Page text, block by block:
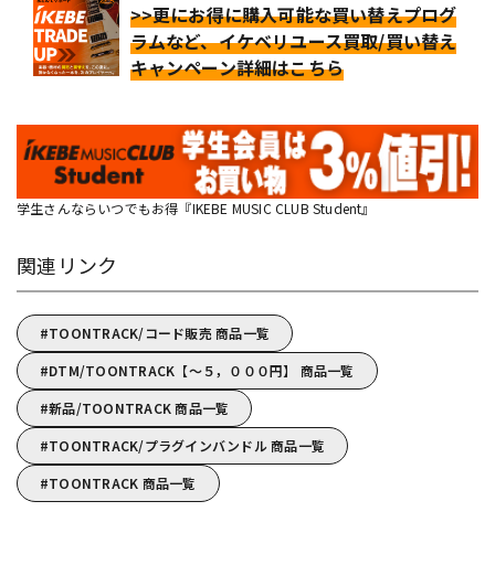
>>更にお得に購入可能な買い替えプログ
ラムなど、イケベリユース買取/買い替え
キャンペーン詳細はこちら
学生さんならいつでもお得『IKEBE MUSIC CLUB Student』
関連リンク
TOONTRACK/コード販売 商品一覧
DTM/TOONTRACK【～５，０００円】 商品一覧
新品/TOONTRACK 商品一覧
TOONTRACK/プラグインバンドル 商品一覧
TOONTRACK 商品一覧